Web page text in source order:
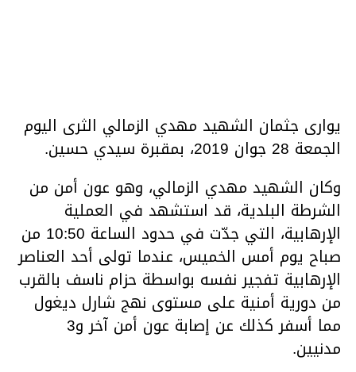
يوارى جثمان الشهيد مهدي الزمالي الثرى اليوم
الجمعة 28 جوان 2019، بمقبرة سيدي حسين.
وكان الشهيد مهدي الزمالي، وهو عون أمن من
الشرطة البلدية، قد استشهد في العملية
الإرهابية، التي جدّت في حدود الساعة 10:50 من
صباح يوم أمس الخميس، عندما تولى أحد العناصر
الإرهابية تفجير نفسه بواسطة حزام ناسف بالقرب
من دورية أمنية على مستوى نهج شارل ديغول
مما أسفر كذلك عن إصابة عون أمن آخر و3
مدنيين.